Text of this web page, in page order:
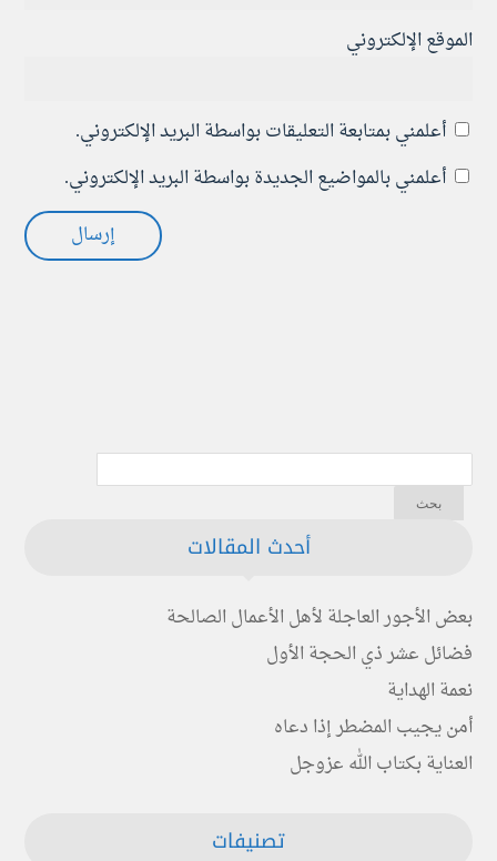
الموقع الإلكتروني
أعلمني بمتابعة التعليقات بواسطة البريد الإلكتروني.
أعلمني بالمواضيع الجديدة بواسطة البريد الإلكتروني.
أحدث المقالات
بعض الأجور العاجلة لأهل الأعمال الصالحة
فضائل عشر ذي الحجة الأول
نعمة الهداية
أمن يجيب المضطر إذا دعاه
العناية بكتاب الله عزوجل
تصنيفات